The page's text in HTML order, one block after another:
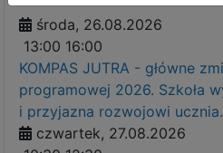
środa, 26.08.2026
13:00 16:00
KOMPAS JUTRA - główne
programowej 2026. Szkoła
i przyjazna rozwojowi ucznia.
czwartek, 27.08.2026